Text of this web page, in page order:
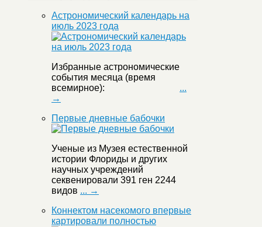
Астрономический календарь на
июль 2023 года
Избранные астрономические
события месяца (время
всемирное): ...
→
Первые дневные бабочки
Ученые из Музея естественной
истории Флориды и других
научных учреждений
секвенировали 391 ген 2244
видов ... →
Коннектом насекомого впервые
картировали полностью